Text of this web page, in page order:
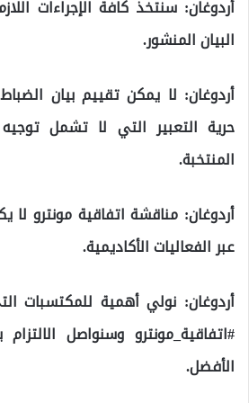
أردوغان: سنتخذ كافة الإجراءات
البيان المنشور.
أردوغان: لا يمكن تقييم بيان
حرية التعبير التي لا تشمل
المنتخبة.
أردوغان: مناقشة اتفاقية مونترو لا
عبر الفعاليات الأكاديمية.
أردوغان: نولي أهمية للمكتسبات
#اتفاقية_مونترو وسنواصل
الأفضل.